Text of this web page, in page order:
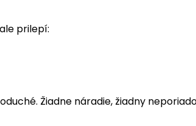
prilepí:
Žiadne náradie, žiadny